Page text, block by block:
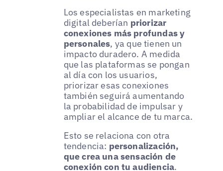
Los especialistas en marketing
digital deberían priorizar
conexiones más profundas y
personales, ya que tienen un
impacto duradero. A medida
que las plataformas se pongan
al día con los usuarios,
priorizar esas conexiones
también seguirá aumentando
la probabilidad de impulsar y
ampliar el alcance de tu marca.
Esto se relaciona con otra
tendencia: personalización,
que crea una sensación de
conexión con tu audiencia.